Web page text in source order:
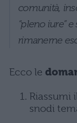
comunità,
“pleno iure”
rimanerne
Ecco le
Riassumi
snodi